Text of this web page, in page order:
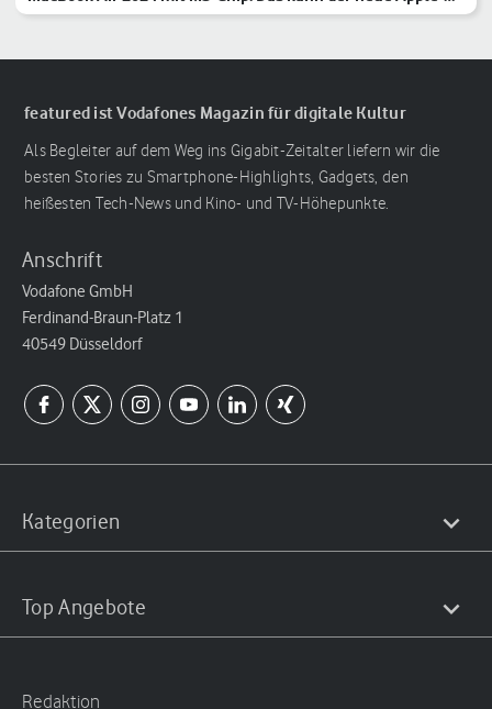
Laptop
featured ist Vodafones Magazin für digitale Kultur
Als Begleiter auf dem Weg ins Gigabit-Zeitalter liefern wir die
besten Stories zu Smartphone-Highlights, Gadgets, den
heißesten Tech-News und Kino- und TV-Höhepunkte.
Anschrift
Vodafone GmbH
Ferdinand-Braun-Platz 1
40549 Düsseldorf
Kategorien
Top Angebote
Redaktion